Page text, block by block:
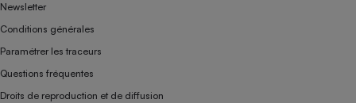
Newsletter
Conditions générales
Paramétrer les traceurs
Questions fréquentes
Droits de reproduction et de diffusion